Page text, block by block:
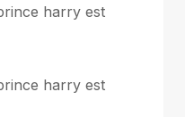
harry est
harry est